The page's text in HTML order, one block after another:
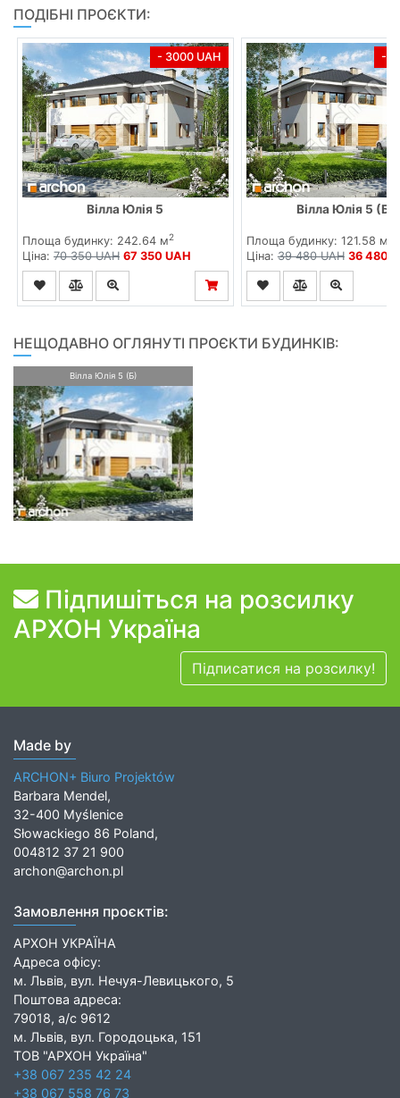
ПОДІБНІ ПРОЄКТИ:
- 3000 UAH
Вілла Юлія 5
Площа будинку: 242.64 м2
Ціна: 70 350 UAH 67 350 UAH
-
Вілла Юлія 5
Площа будинку: 121.58 м
Ціна:39 480 UAH 36 480
НЕЩОДАВНО ОГЛЯНУТІ ПРОЄКТИ БУДИНКІВ:
Вілла Юлія 5 (Б)
Підпишіться на розсилку
АРХОН Україна
Підписатися на розсилку!
Made by
ARCHON+ Biuro Projektów
Barbara Mendel,
32-400 Myślenice
Słowackiego 86 Poland,
004812 37 21 900
archon@archon.pl
Замовлення проєктів:
АРХОН УКРАЇНА
Адреса офісу:
м. Львів, вул. Нечуя-Левицького, 5
Поштова адреса:
79018, а/с 9612
м. Львів, вул. Городоцька, 151
ТОВ "АРХОН Україна"
+38 067 235 42 24
+38 067 558 76 73